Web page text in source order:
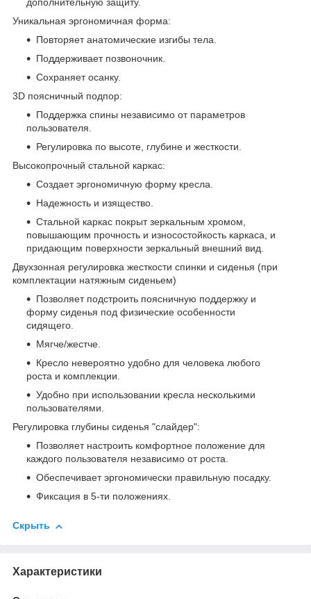
дополнительную защиту.
Уникальная эргономичная форма:
Повторяет анатомические изгибы тела.
Поддерживает позвоночник.
Сохраняет осанку.
3D поясничный подпор:
Поддержка спины независимо от параметров
пользователя.
Регулировка по высоте, глубине и жесткости.
Высокопрочный стальной каркас:
Создает эргономичную форму кресла.
Надежность и изящество.
Стальной каркас покрыт зеркальным хромом,
повышающим прочность и износостойкость каркаса, и
придающим поверхности зеркальный внешний вид.
Двухзонная регулировка жесткости спинки и сиденья (при
комплектации натяжным сиденьем)
Позволяет подстроить поясничную поддержку и
форму сиденья под физические особенности
сидящего.
Мягче/жестче.
Кресло невероятно удобно для человека любого
роста и комплекции.
Удобно при использовании кресла несколькими
пользователями.
Регулировка глубины сиденья "слайдер":
Позволяет настроить комфортное положение для
каждого пользователя независимо от роста.
Обеспечивает эргономически правильную посадку.
Фиксация в 5-ти положениях.
Скрыть
Характеристики